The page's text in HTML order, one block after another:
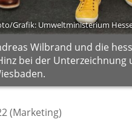
Grafik: Umweltministerium
Wilbrand und die
bei der Unterzeichnung
(Marketing)